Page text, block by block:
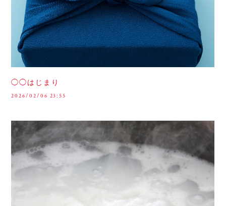
◯◯はじまり
2026/02/06 23:55